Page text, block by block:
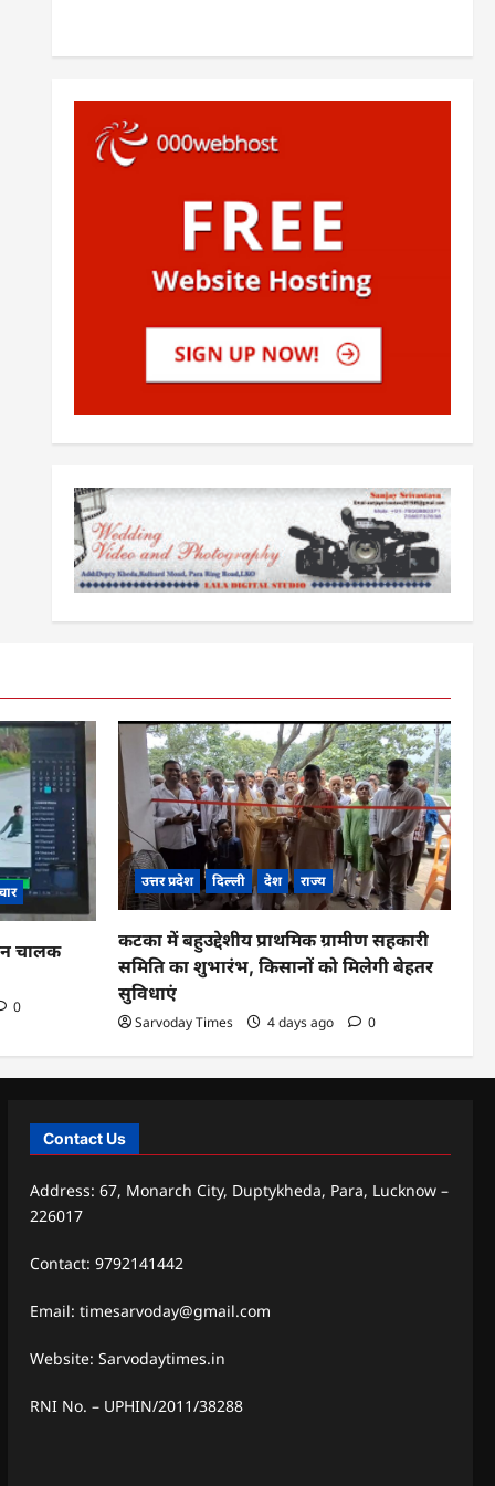
चालक
0
उत्तर प्रदेश दिल्ली देश राज्य
कटका में बहुउद्देशीय प्राथमिक ग्रामीण सहकारी
समिति का शुभारंभ, किसानों को मिलेगी बेहतर
सुविधाएं
Sarvoday Times 4 days ago 0
Contact Us
Address: 67, Monarch City, Duptykheda, Para, Lucknow –
226017
Contact: 9792141442
Email: timesarvoday@gmail.com
Website: Sarvodaytimes.in
RNI No. – UPHIN/2011/38288